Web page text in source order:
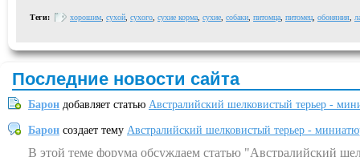
Теги: хорошим сухой сухого сухие корма сухие собаки питомца питомец обоняния
Последние новости сайта
Барон добавляет статью Австралийский шелковистый терьер -
Барон создает тему Австралийский шелковистый терьер -
В этой теме форума обсуждаем статью "Австралийский